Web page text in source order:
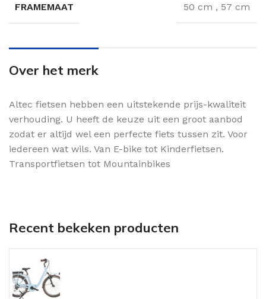
FRAMEMAAT 50 cm , 57 cm
Over het merk
Altec fietsen hebben een uitstekende prijs-kwaliteit
verhouding. U heeft de keuze uit een groot aanbod
zodat er altijd wel een perfecte fiets tussen zit. Voor
iedereen wat wils. Van E-bike tot Kinderfietsen.
Transportfietsen tot Mountainbikes
Recent bekeken producten